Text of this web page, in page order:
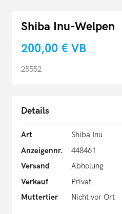
Shiba Inu-Welpen
200,00 € VB
25552
Details
Art
Shiba Inu
Anzeigennr.
448461
Versand
Abholung
Verkauf
Privat
Muttertier
Nicht vor Ort